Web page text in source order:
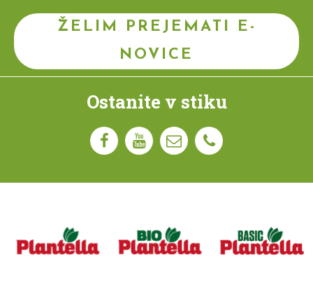
ŽELIM PREJEMATI E-
NOVICE
Ostanite v stiku